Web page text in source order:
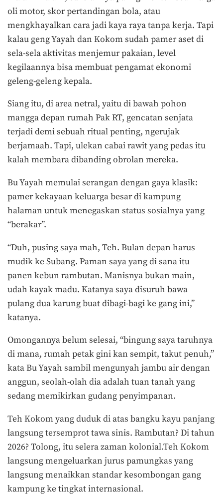
oli motor, skor pertandingan bola, atau
mengkhayalkan cara jadi kaya raya tanpa kerja. Tapi
kalau geng Yayah dan Kokom sudah pamer aset di
sela-sela aktivitas menjemur pakaian, level
kegilaannya bisa membuat pengamat ekonomi
geleng-geleng kepala.
Siang itu, di area netral, yaitu di bawah pohon
mangga depan rumah Pak RT, gencatan senjata
terjadi demi sebuah ritual penting, ngerujak
berjamaah. Tapi, ulekan cabai rawit yang pedas itu
kalah membara dibanding obrolan mereka.
Bu Yayah memulai serangan dengan gaya klasik:
pamer kekayaan keluarga besar di kampung
halaman untuk menegaskan status sosialnya yang
“berakar”.
“Duh, pusing saya mah, Teh. Bulan depan harus
mudik ke Subang. Paman saya yang di sana itu
panen kebun rambutan. Manisnya bukan main,
udah kayak madu. Katanya saya disuruh bawa
pulang dua karung buat dibagi-bagi ke gang ini,”
katanya.
Omongannya belum selesai, “bingung saya taruhnya
di mana, rumah petak gini kan sempit, takut penuh,”
kata Bu Yayah sambil mengunyah jambu air dengan
anggun, seolah-olah dia adalah tuan tanah yang
sedang memikirkan gudang penyimpanan.
Teh Kokom yang duduk di atas bangku kayu panjang
langsung tersemprot tawa sinis. Rambutan? Di tahun
2026? Tolong, itu selera zaman kolonial.Teh Kokom
langsung mengeluarkan jurus pamungkas yang
langsung menaikkan standar kesombongan gang
kampung ke tingkat internasional.